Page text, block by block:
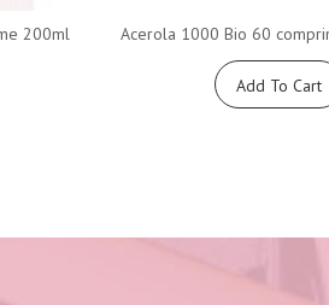
200ml
Acerola 1000 Bio 60
Add To Cart